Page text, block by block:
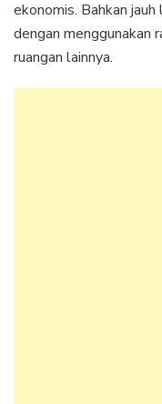
ekonomis. Bahkan
dengan menggunakan
ruangan lainnya.